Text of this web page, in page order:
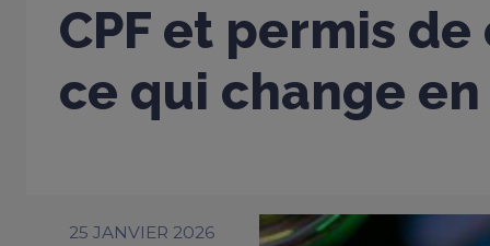
CPF et permis
ce qui change
25 JANVIER 2026